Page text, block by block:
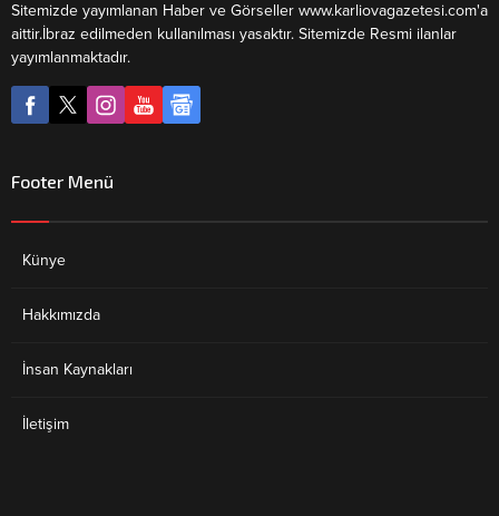
Sitemizde yayımlanan Haber ve Görseller www.karliovagazetesi.com'a
aittir.İbraz edilmeden kullanılması yasaktır. Sitemizde Resmi ilanlar
yayımlanmaktadır.
Footer Menü
Künye
Hakkımızda
İnsan Kaynakları
İletişim